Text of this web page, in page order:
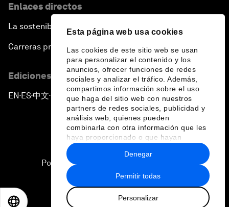
Esta página web usa cookies
Las cookies de este sitio web se usan
para personalizar el contenido y los
anuncios, ofrecer funciones de redes
sociales y analizar el tráfico. Además,
compartimos información sobre el uso
que haga del sitio web con nuestros
partners de redes sociales, publicidad y
análisis web, quienes pueden
combinarla con otra información que les
haya proporcionado o que hayan
recopilado a partir del uso que haya
hecho de sus servicios.
Permitir todas
Personalizar
Denegar
Enlaces directos
La sostenibilidad en el Foro
Carreras profesionales
Ediciones en otros idiomas
EN ▪ES▪中文▪ 日本語
Política de privacidad y normas de uso
Sitemap
2026 Foro Económico Mundial